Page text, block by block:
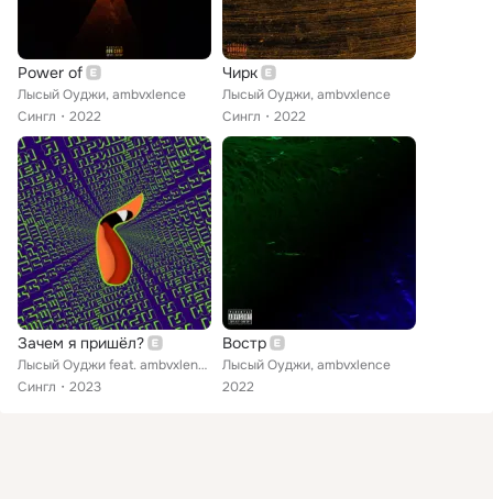
Power of
Лысый Оуджи, ambvxlence
Сингл
2022
Чирк
Лысый Оуджи, ambvxlence
Сингл
2022
Зачем я пришёл?
Лысый Оуджи feat. ambvxlence, Danchy
Сингл
2023
Востр
Лысый Оуджи, ambvxlence
2022